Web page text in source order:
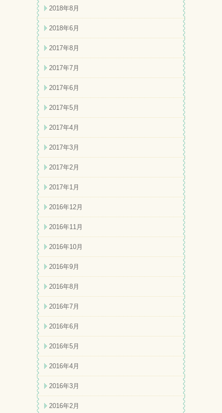
2018年8月
2018年6月
2017年8月
2017年7月
2017年6月
2017年5月
2017年4月
2017年3月
2017年2月
2017年1月
2016年12月
2016年11月
2016年10月
2016年9月
2016年8月
2016年7月
2016年6月
2016年5月
2016年4月
2016年3月
2016年2月